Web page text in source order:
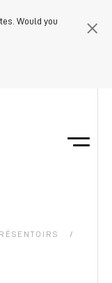
Would you
/